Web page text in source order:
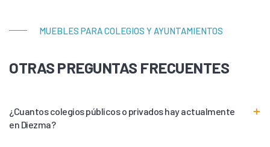
MUEBLES PARA COLEGIOS Y AYUNTAMIENTOS
OTRAS PREGUNTAS FRECUENTES
¿Cuantos colegios públicos o privados hay actualmente
en Diezma?